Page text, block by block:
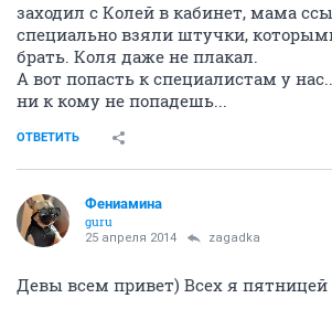
заходил с Колей в кабинет, мама
специально взяли штучки,
брать. Коля даже не плакал.
А вот попасть к специалистам у
ни к кому не попадешь...
ОТВЕТИТЬ
Фениамина
guru
25 апреля 2014 zagadka
Девы всем привет) Всех я пятницей